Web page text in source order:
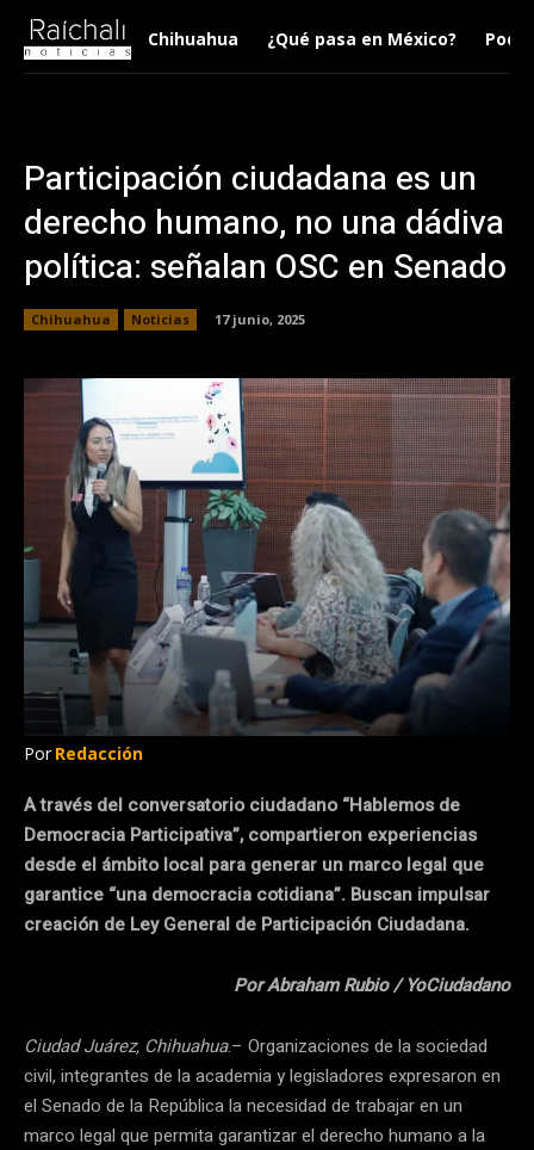
Chihuahua ¿Qué pasa en México?
Participación ciudadana es un
derecho humano, no una dádiva
política: señalan OSC en Senado
Chihuahua Noticias 17 junio, 2025
Por Redacción
A través del conversatorio ciudadano “Hablemos de
Democracia Participativa”, compartieron experiencias
desde el ámbito local para generar un marco legal que
garantice “una democracia cotidiana”. Buscan impulsar
creación de Ley General de Participación Ciudadana.
Por Abraham Rubio / YoCiudadano
Ciudad Juárez, Chihuahua.– Organizaciones de la sociedad
civil, integrantes de la academia y legisladores expresaron en
el Senado de la República la necesidad de trabajar en un
marco legal que permita garantizar el derecho humano a la